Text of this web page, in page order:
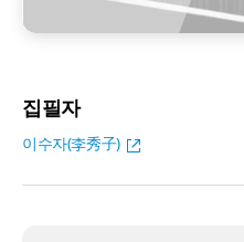
집필자
이수자(李秀子)